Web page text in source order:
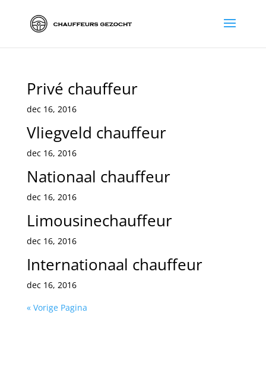
Privé chauffeur
dec 16, 2016
Vliegveld chauffeur
dec 16, 2016
Nationaal chauffeur
dec 16, 2016
Limousinechauffeur
dec 16, 2016
Internationaal chauffeur
dec 16, 2016
« Vorige Pagina